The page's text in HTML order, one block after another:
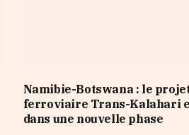
Namibie-Botswana : le
ferroviaire Trans-Kalahari
dans une nouvelle phase